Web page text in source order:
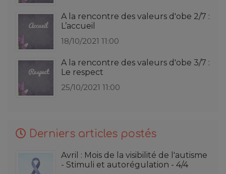
A la rencontre des valeurs d'obe 2/7 :
L’accueil
18/10/2021 11:00
A la rencontre des valeurs d'obe 3/7 :
Le respect
25/10/2021 11:00
Derniers articles postés
Avril : Mois de la visibilité de l'autisme
- Stimuli et autorégulation - 4/4